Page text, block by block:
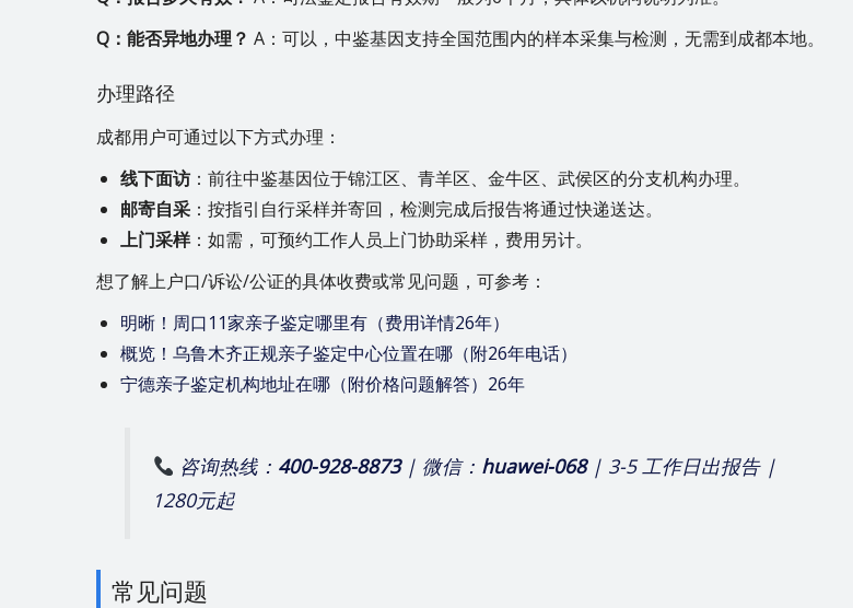
Q：能否异地办理？ A：可以，中鉴基因支持全国范围内的样本采集与检测，无需到成都本地。
办理路径
成都用户可通过以下方式办理：
线下面访：前往中鉴基因位于锦江区、青羊区、金牛区、武侯区的分支机构办理。
邮寄自采 ：按指引自行采样并寄回，检测完成后报告将通过快递送达。
上门采样：如需，可预约工作人员上门协助采样，费用另计。
想了解上户口/诉讼/公证的具体收费或常见问题，可参考：
明晰！周口11家亲子鉴定哪里有（费用详情26年）
概览！乌鲁木齐正规亲子鉴定中心位置在哪（附26年电话）
宁德亲子鉴定机构地址在哪（附价格问题解答）26年
咨询热线： 400-928-8873| 微信： huawei-068| 3-5 工作日出报告 |
1280元起
常见问题